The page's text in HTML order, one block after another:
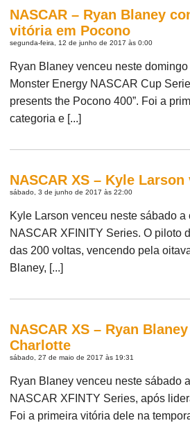
NASCAR – Ryan Blaney
vitória em Pocono
segunda-feira, 12 de junho de 2017 às 0:00
Ryan Blaney venceu neste domingo
Monster Energy NASCAR Cup
presents the Pocono 400”. Foi a
categoria e [...]
NASCAR XS – Kyle
sábado, 3 de junho de 2017 às 22:00
Kyle Larson venceu neste sábado a
NASCAR XFINITY Series. O piloto
das 200 voltas, vencendo pela
Blaney, [...]
NASCAR XS – Ryan
Charlotte
sábado, 27 de maio de 2017 às 19:31
Ryan Blaney venceu neste sábado
NASCAR XFINTY Series, após
Foi a primeira vitória dele na